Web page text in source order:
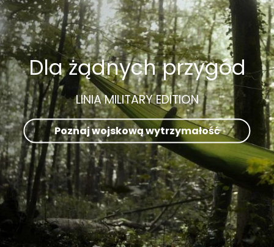
Dla żądnych przygód
LINIA MILITARY EDITION
Poznaj wojskową wytrzymałość